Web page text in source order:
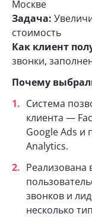
Москве
Задача:
стоимость
Как клиент
звонки,
Почему
Система
клиента —
Google Ads и
Analytics.
Реализована
звонков и
несколько